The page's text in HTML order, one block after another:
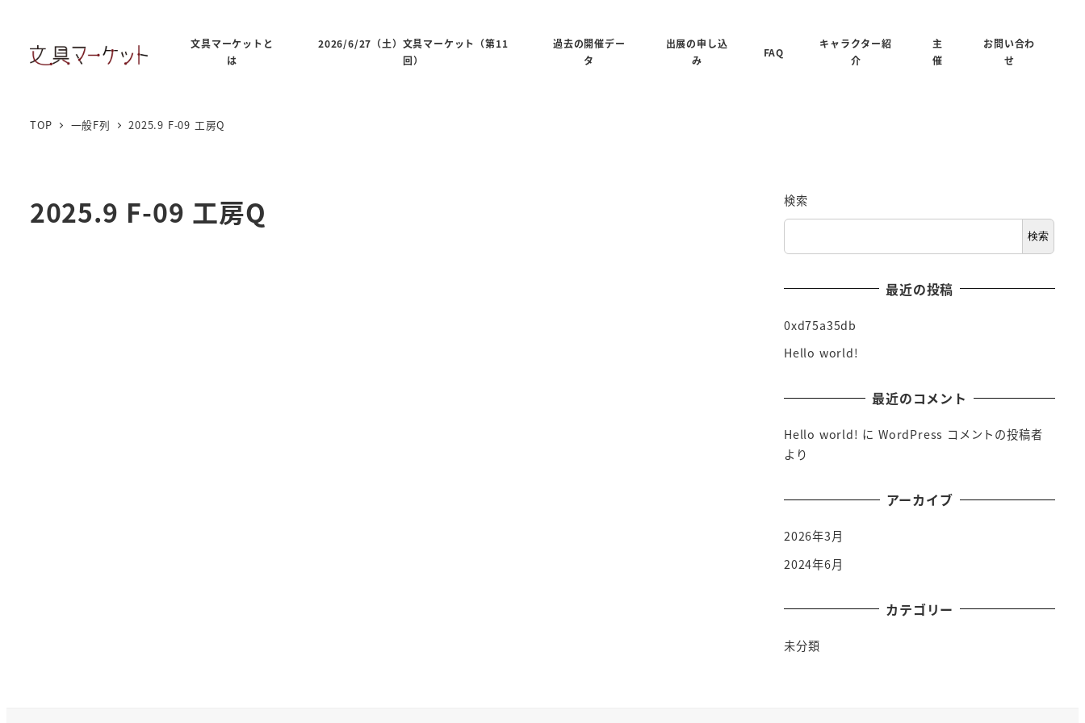
文具マーケットと
は
2026/6/27（土）文具マーケット（第11
回）
過去の開催デー
タ
出展の申し込
み
FAQ
キャラクター紹
介
主
催
お問い合わ
せ
TOP 一般F列 2025.9 F-09 工房Q
2025.9 F-09 工房Q 検索
検索
最近の投稿
0xd75a35db
Hello world!
最近のコメント
Hello world! にWordPress コメントの投稿者
より
アーカイブ
2026年3月
2024年6月
カテゴリー
未分類